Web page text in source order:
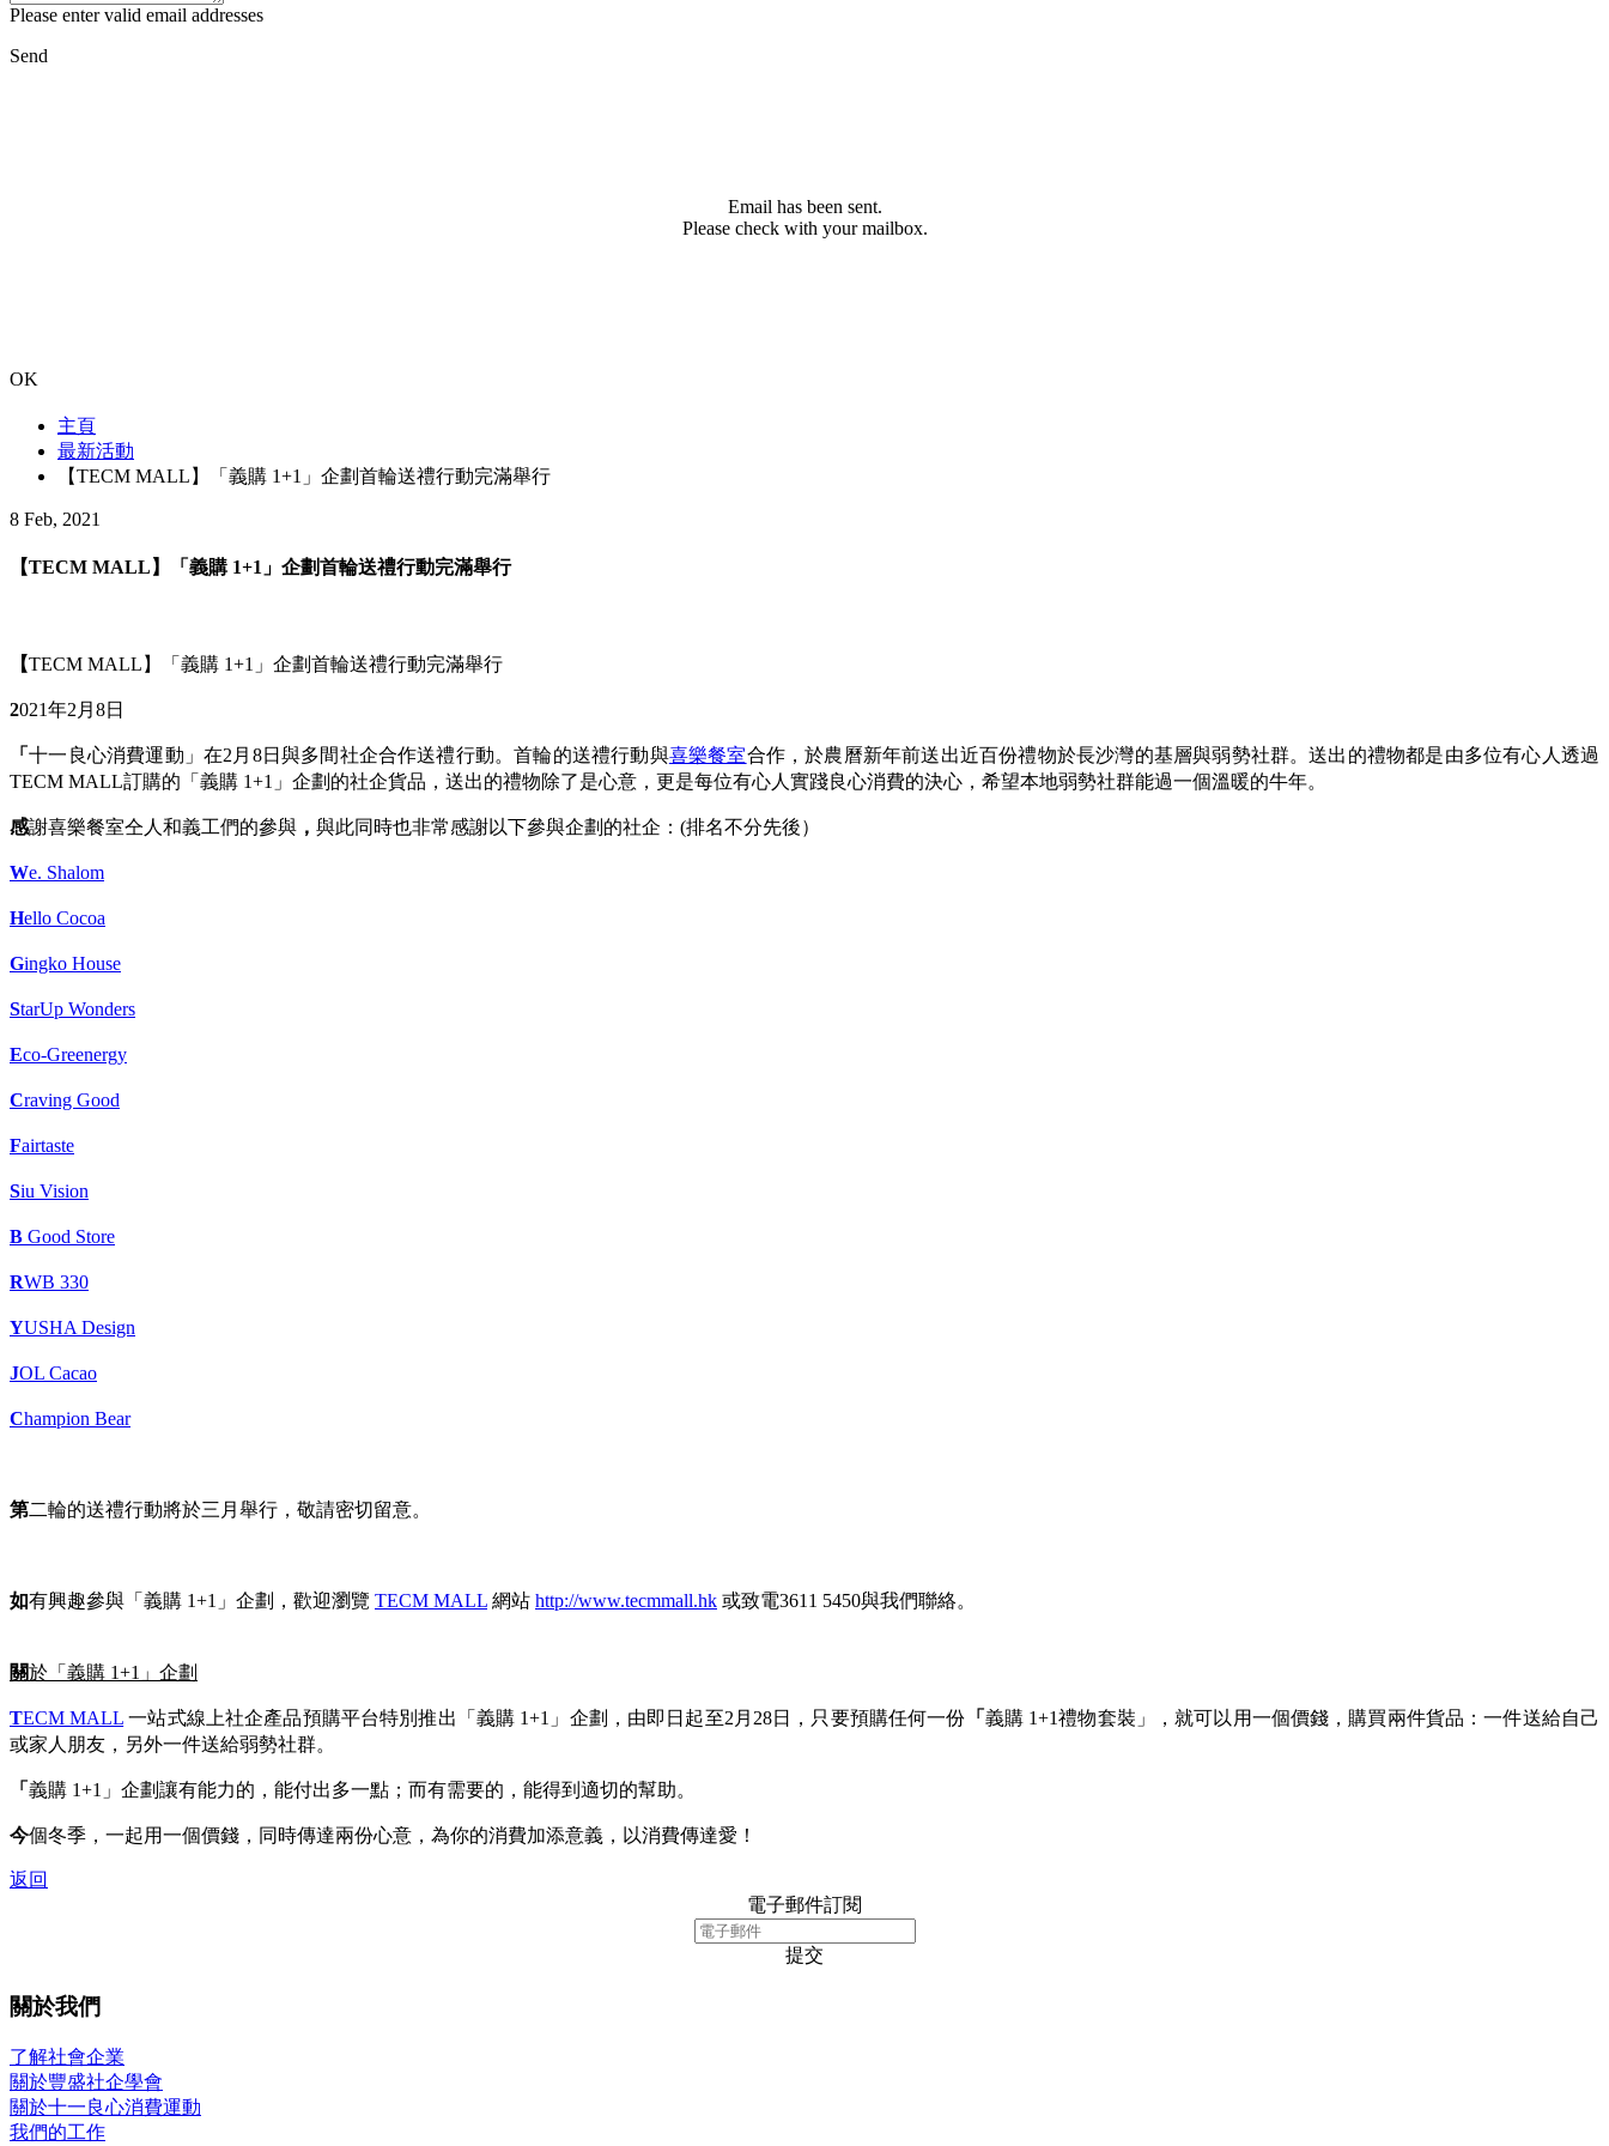
Please enter valid email addresses
Send
Email has been sent.
Please check with your mailbox.
OK
主頁
最新活動
【TECM MALL】「義購 1+1」企劃首輪送禮行動完滿舉行
8 Feb, 2021
【TECM MALL】「義購 1+1」企劃首輪送禮行動完滿舉行
【TECM MALL】「義購 1+1」企劃首輪送禮行動完滿舉行
2021年2月8日
「十一良心消費運動」在2月8日與多間社企合作送禮行動。首輪的送禮行動與喜樂餐室合作，於農曆新年前送出近百份禮物於長沙灣的基層與弱勢社群。送出的禮物都是由多位有心人透過
TECM MALL訂購的「義購 1+1」企劃的社企貨品，送出的禮物除了是心意，更是每位有心人實踐良心消費的決心，希望本地弱勢社群能過一個溫暖的牛年。
感謝喜樂餐室仝人和義工們的參與 ， 與此同時也非常感謝以下參與企劃的社企：(排名不分先後）
We. Shalom
Hello Cocoa
Gingko House
StarUp Wonders
Eco-Greenergy
Craving Good
Fairtaste
Siu Vision
B Good Store
RWB 330
YUSHA Design
JOL Cacao
Champion Bear
第二輪的送禮行動將於三月舉行，敬請密切留意。
如有興趣參與「義購 1+1」企劃，歡迎瀏覽 TECM MALL 網站 http://www.tecmmall.hk 或致電3611 5450與我們聯絡。
關於「義購 1+1」企劃
TECM MALL 一站式線上社企產品預購平台特別推出「義購 1+1」企劃，由即日起至2月28日，只要預購任何一份 「 義購 1+1禮物套裝」，就可以用一個價錢，購買兩件貨品：一件送給自己
或家人朋友，另外一件送給弱勢社群。
「 義購 1+1」企劃讓有能力的，能付出多一點；而有需要的，能得到適切的幫助。
今個冬季，一起用一個價錢，同時傳達兩份心意，為你的消費加添意義，以消費傳達愛！
返回
電子郵件訂閱
提交
關於我們
了解社會企業
關於豐盛社企學會
關於十一良心消費運動
我們的工作